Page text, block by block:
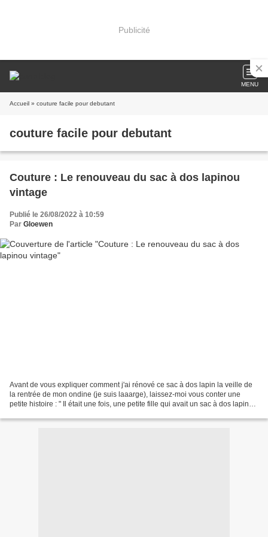
Publicité
MENU
Accueil » couture facile pour debutant
couture facile pour debutant
Couture : Le renouveau du sac à dos lapinou
vintage
Publié le 26/08/2022 à 10:59
Par Gloewen
Avant de vous expliquer comment j'ai rénové ce sac à dos lapin la veille de
la rentrée de mon ondine (je suis laaarge), laissez-moi vous conter une
petite histoire : " Il était une fois, une petite fille qui avait un sac à dos lapin